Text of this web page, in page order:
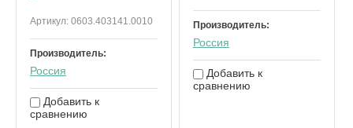
Артикул: 0603.403141.0010
Производитель:
Россия
Добавить к
сравнению
Производитель:
Россия
Добавить к
сравнению